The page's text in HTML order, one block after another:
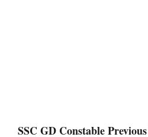
SSC GD Constable